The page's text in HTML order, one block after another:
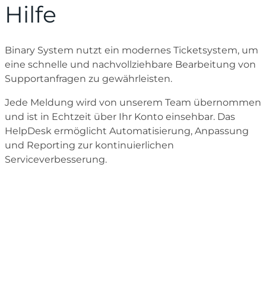
Hilfe
Binary System nutzt ein modernes Ticketsystem, um
eine schnelle und nachvollziehbare Bearbeitung von
Supportanfragen zu gewährleisten.
Jede Meldung wird von unserem Team übernommen
und ist in Echtzeit über Ihr Konto einsehbar. Das
HelpDesk ermöglicht Automatisierung, Anpassung
und Reporting zur kontinuierlichen
Serviceverbesserung.